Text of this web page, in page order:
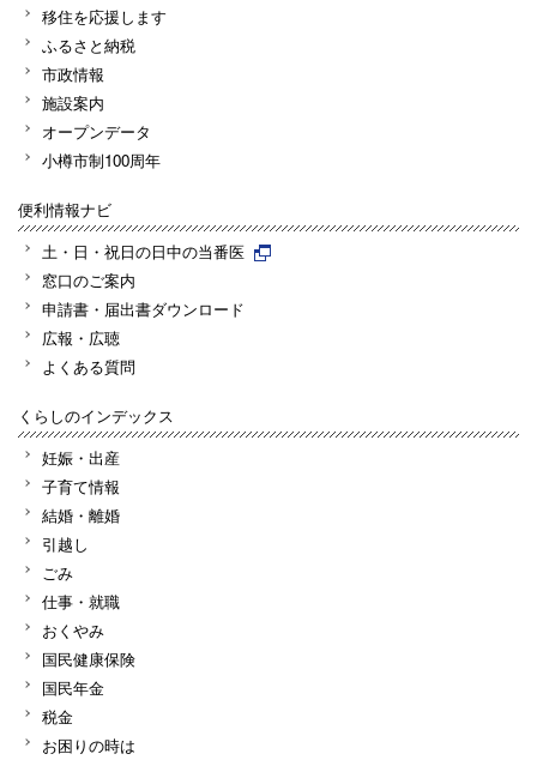
移住を応援します
ふるさと納税
市政情報
施設案内
オープンデータ
小樽市制100周年
便利情報ナビ
土・日・祝日の日中の当番医
窓口のご案内
申請書・届出書ダウンロード
広報・広聴
よくある質問
くらしのインデックス
妊娠・出産
子育て情報
結婚・離婚
引越し
ごみ
仕事・就職
おくやみ
国民健康保険
国民年金
税金
お困りの時は